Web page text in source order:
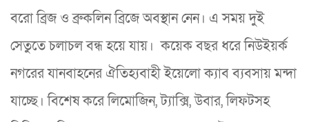
বরো ব্রিজ ও ব্রুকলিন ব্রিজে অবস্থান নেন। এ সময় দুই
সেতুতে চলাচল বন্ধ হয়ে যায়। কয়েক বছর ধরে নিউইয়র্ক
নগরের যানবাহনের ঐতিহ্যবাহী ইয়েলো ক্যাব ব্যবসায় মন্দা
যাচ্ছে। বিশেষ করে লিমোজিন, ট্যাক্সি, উবার, লিফটসহ